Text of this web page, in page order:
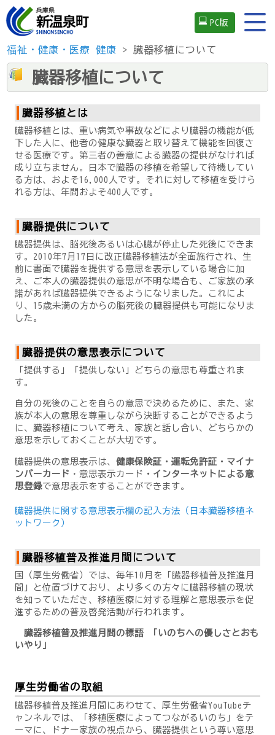
PC版
福祉・健康・医療 健康 > 臓器移植について
臓器移植について
臓器移植とは
臓器移植とは、重い病気や事故などにより臓器の機能が低
下した人に、他者の健康な臓器と取り替えて機能を回復さ
せる医療です。第三者の善意による臓器の提供がなければ
成り立ちません。日本で臓器の移植を希望して待機してい
る方は、およそ16,000人です。それに対して移植を受けら
れる方は、年間およそ400人です。
臓器提供について
臓器提供は、脳死後あるいは心臓が停止した死後にできま
す。2010年7月17日に改正臓器移植法が全面施行され、生
前に書面で臓器を提供する意思を表示している場合に加
え、ご本人の臓器提供の意思が不明な場合も、ご家族の承
諾があれば臓器提供できるようになりました。これによ
り、15歳未満の方からの脳死後の臓器提供も可能になりま
した。
臓器提供の意思表示について
「提供する」「提供しない」どちらの意思も尊重されま
す。
自分の死後のことを自らの意思で決めるために、また、家
族が本人の意思を尊重しながら決断することができるよう
に、臓器移植について考え、家族と話し合い、どちらかの
意思を示しておくことが大切です。
臓器提供の意思表示は、 健康保険証・運転免許証・マイナ
ンバーカード ・意思表示カード ・ インターネットによる意
思登録で意思表示をすることができます。
臓器提供に関する意思表示欄の記入方法（日本臓器移植ネ
ットワーク）
臓器移植普及推進月間について
国（厚生労働省）では、毎年10月を「臓器移植普及推進月
間」と位置づけており、より多くの方々に臓器移植の現状
を知っていただき、移植医療に対する理解と意思表示を促
進するための普及啓発活動が行われます。
臓器移植普及推進月間の標語 「いのちへの優しさとおも
いやり」
厚生労働省の取組
臓器移植普及推進月間にあわせて、厚生労働省YouTubeチ
ャンネルでは、「移植医療によってつながるいのち」をテ
ーマに、ドナー家族の視点から、臓器提供という尊い意思